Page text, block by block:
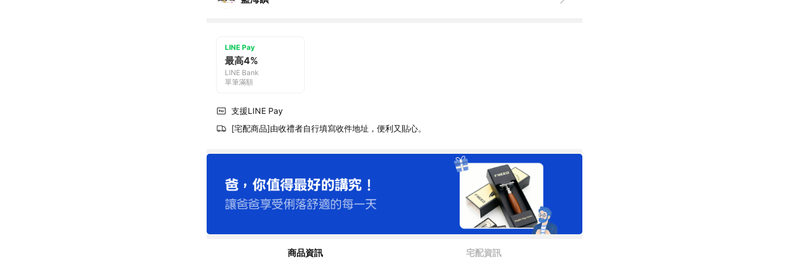
LINE Pay
最高4%
LINE Bank
單筆滿額
支援LINE Pay
[宅配商品]由收禮者自行填寫收件地址，便利又貼心。
商品資訊 宅配資訊